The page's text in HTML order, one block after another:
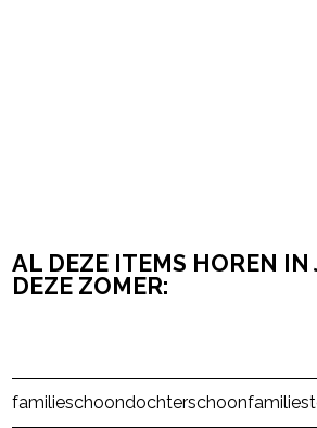
AL DEZE ITEMS HOREN IN
DEZE ZOMER:
familieschoondochterschoonfamilie